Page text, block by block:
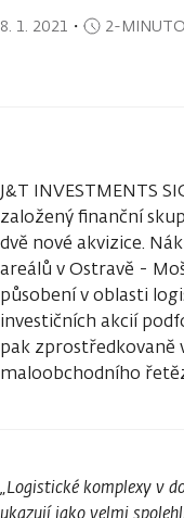
8. 1. 2021 ・ 2-
J&T INVESTMENTS
založený finanční
dvě nové akvizice.
areálů v Ostravě -
působení v oblasti
investičních akcií
pak zprostředkovaně
maloobchodního
„Logistické komplexy v
ukazují jako velmi